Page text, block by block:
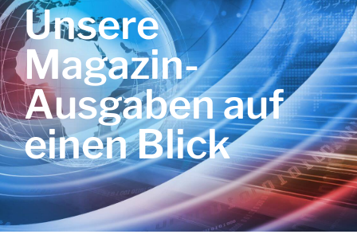
Unsere
Magazin-
Ausgaben auf
einen Blick